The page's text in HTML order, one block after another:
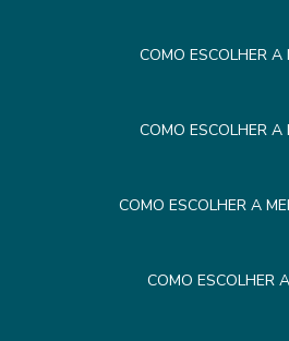
COMO ESCOLHER
COMO ESCOLHER
COMO ESCOLHER A
COMO ESCOLHER